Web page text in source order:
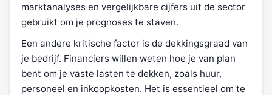
marktanalyses en vergelijkbare cijfers uit de sector
gebruikt om je prognoses te staven.
Een andere kritische factor is de dekkingsgraad van
je bedrijf. Financiers willen weten hoe je van plan
bent om je vaste lasten te dekken, zoals huur,
personeel en inkoopkosten. Het is essentieel om te